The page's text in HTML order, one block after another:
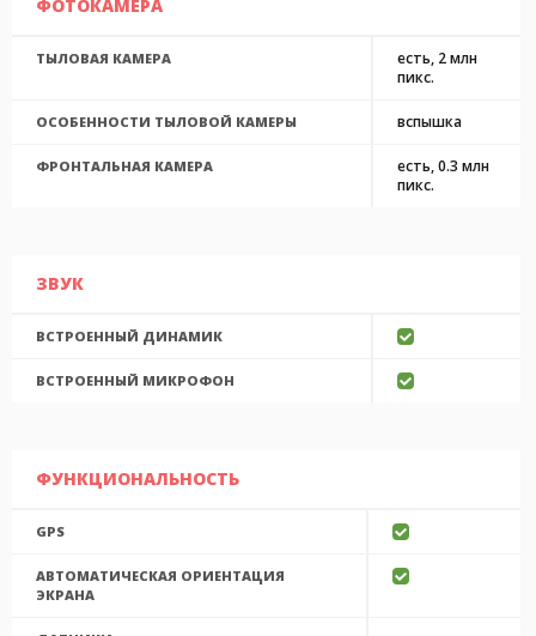
ФОТОКАМЕРА
ТЫЛОВАЯ КАМЕРА
есть, 2 млн
пикс.
ОСОБЕННОСТИ ТЫЛОВОЙ КАМЕРЫ вспышка
ФРОНТАЛЬНАЯ КАМЕРА
есть, 0.3 млн
пикс.
ЗВУК
ВСТРОЕННЫЙ ДИНАМИК
ВСТРОЕННЫЙ МИКРОФОН
ФУНКЦИОНАЛЬНОСТЬ
GPS
АВТОМАТИЧЕСКАЯ ОРИЕНТАЦИЯ
ЭКРАНА